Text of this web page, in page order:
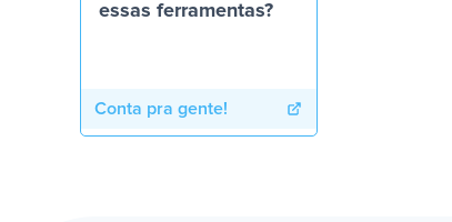
essas ferramentas?
Conta pra gente!